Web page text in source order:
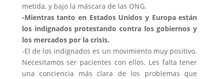
metida, y bajo la máscara de las ONG.
-Mientras tanto en Estados Unidos y Europa están
los indignados protestando contra los gobiernos y
los mercados por la crisis.
-El de los indignados es un movimiento muy positivo.
Necesitamos ser pacientes con ellos. Les falta tener
una conciencia más clara de los problemas que